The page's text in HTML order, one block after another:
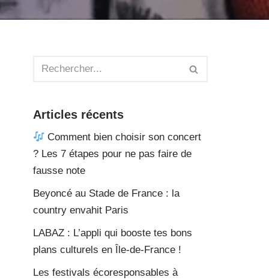
Articles récents
Comment bien choisir son concert
? Les 7 étapes pour ne pas faire de
fausse note
Beyoncé au Stade de France : la
country envahit Paris
LABAZ : L’appli qui booste tes bons
plans culturels en Île-de-France !
Les festivals écoresponsables à